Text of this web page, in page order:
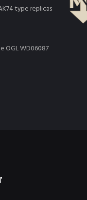
type replicas
OGL WD06087